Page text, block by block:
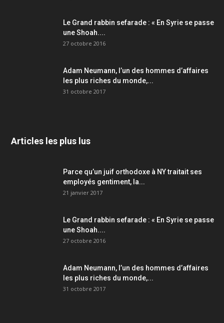
Le Grand rabbin sefarade : « En Syrie se passe
une Shoah....
27 octobre 2016
Adam Neumann, l’un des hommes d’affaires
les plus riches du monde,...
31 octobre 2017
Articles les plus lus
Parce qu’un juif orthodoxe à NY traitait ses
employés gentiment, la...
21 janvier 2017
Le Grand rabbin sefarade : « En Syrie se passe
une Shoah....
27 octobre 2016
Adam Neumann, l’un des hommes d’affaires
les plus riches du monde,...
31 octobre 2017